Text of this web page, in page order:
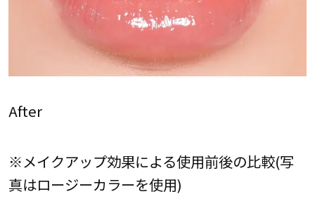
After
※メイクアップ効果による使用前後の比較(写
真はロージーカラーを使用)